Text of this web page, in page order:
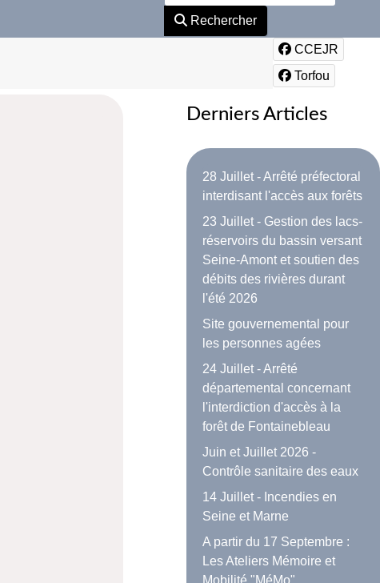
Rechercher
CCEJR
Torfou
Derniers Articles
28 Juillet - Arrêté préfectoral
interdisant l'accès aux forêts
23 Juillet - Gestion des lacs-
réservoirs du bassin versant
Seine-Amont et soutien des
débits des rivières durant
l'été 2026
Site gouvernemental pour
les personnes agées
24 Juillet - Arrêté
départemental concernant
l'interdiction d'accès à la
forêt de Fontainebleau
Juin et Juillet 2026 -
Contrôle sanitaire des eaux
14 Juillet - Incendies en
Seine et Marne
A partir du 17 Septembre :
Les Ateliers Mémoire et